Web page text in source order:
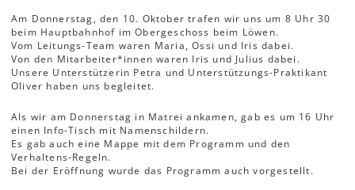
Am Donnerstag, den 10. Oktober trafen wir uns um 8 Uhr 30
beim Hauptbahnhof im Obergeschoss beim Löwen.
Vom Leitungs-Team waren Maria, Ossi und Iris dabei.
Von den Mitarbeiter*innen waren Iris und Julius dabei.
Unsere Unterstützerin Petra und Unterstützungs-Praktikant
Oliver haben uns begleitet.
Als wir am Donnerstag in Matrei ankamen, gab es um 16 Uhr
einen Info-Tisch mit Namenschildern.
Es gab auch eine Mappe mit dem Programm und den
Verhaltens-Regeln.
Bei der Eröffnung wurde das Programm auch vorgestellt.